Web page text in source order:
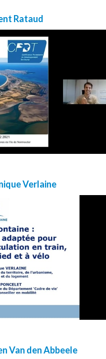
Rataud
Verlaine
Van den Abbeele